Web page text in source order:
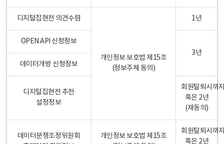
디지털집현전 의견수렴
개인정보 보호법 제15조
(정보주체 동의)
1년
OPEN API 신청정보
3년
데이터개방 신청정보
디지털집현전 추천
설정정보
회원탈퇴시까
혹은 2년
(재동의)
데이터분쟁조정위원회
개인정보 보호법 제15조
회원탈퇴시까
혹은 2년